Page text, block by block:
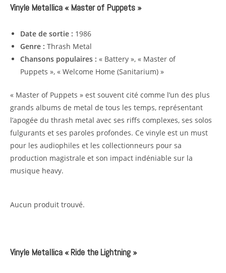
Vinyle Metallica « Master of Puppets »
Date de sortie : 1986
Genre : Thrash Metal
Chansons populaires : « Battery », « Master of
Puppets », « Welcome Home (Sanitarium) »
« Master of Puppets » est souvent cité comme l’un des plus
grands albums de metal de tous les temps, représentant
l’apogée du thrash metal avec ses riffs complexes, ses solos
fulgurants et ses paroles profondes. Ce vinyle est un must
pour les audiophiles et les collectionneurs pour sa
production magistrale et son impact indéniable sur la
musique heavy.
Aucun produit trouvé.
Vinyle Metallica « Ride the Lightning »